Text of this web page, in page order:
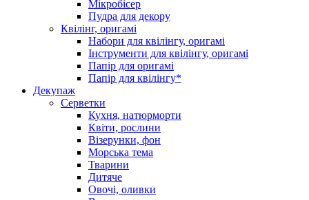
Мікробісер
Пудра для декору
Квілінг, оригамі
Набори для квілінгу, оригамі
Інструменти для квілінгу, оригамі
Папір для оригамі
Папір для квілінгу*
Декупаж
Серветки
Кухня, натюрморти
Квіти, рослини
Візерунки, фон
Морська тема
Тварини
Дитяче
Овочі, оливки